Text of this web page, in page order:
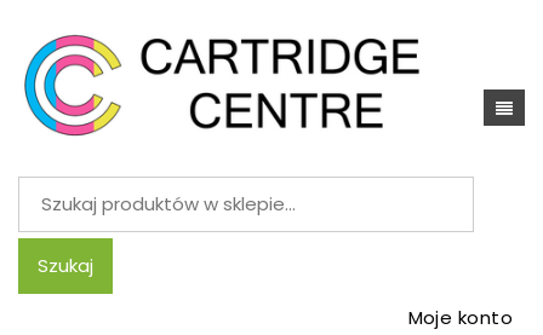
Szukaj:
Szukaj
Moje konto